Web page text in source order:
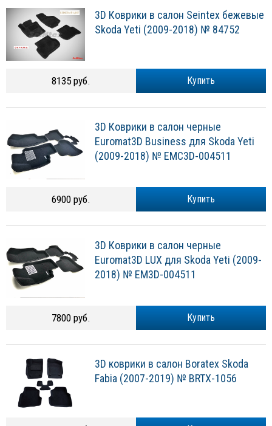
3D Коврики в салон Seintex бежевые
Skoda Yeti (2009-2018) № 84752
Купить
8135 руб.
3D Коврики в салон черные
Euromat3D Business для Skoda Yeti
(2009-2018) № EMC3D-004511
Купить
6900 руб.
3D Коврики в салон черные
Euromat3D LUX для Skoda Yeti (2009-
2018) № EM3D-004511
Купить
7800 руб.
3D коврики в салон Boratex Skoda
Fabia (2007-2019) № BRTX-1056